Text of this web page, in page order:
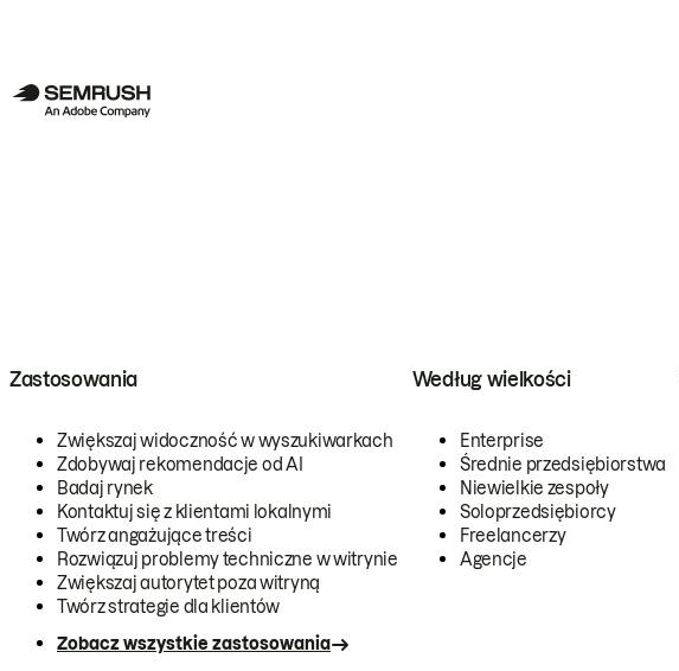
Zastosowania
Zwiększaj widoczność w wyszukiwarkach
Zdobywaj rekomendacje od AI
Badaj rynek
Kontaktuj się z klientami lokalnymi
Twórz angażujące treści
Rozwiązuj problemy techniczne w witrynie
Zwiększaj autorytet poza witryną
Twórz strategie dla klientów
Zobacz wszystkie zastosowania
Według wielkości
Enterprise
Średnie przedsiębiorstwa
Niewielkie zespoły
Soloprzedsiębiorcy
Freelancerzy
Agencje